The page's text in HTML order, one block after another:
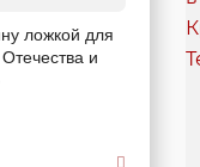
ложкой для
и